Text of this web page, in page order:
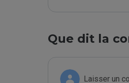
Que dit la
Laisser un